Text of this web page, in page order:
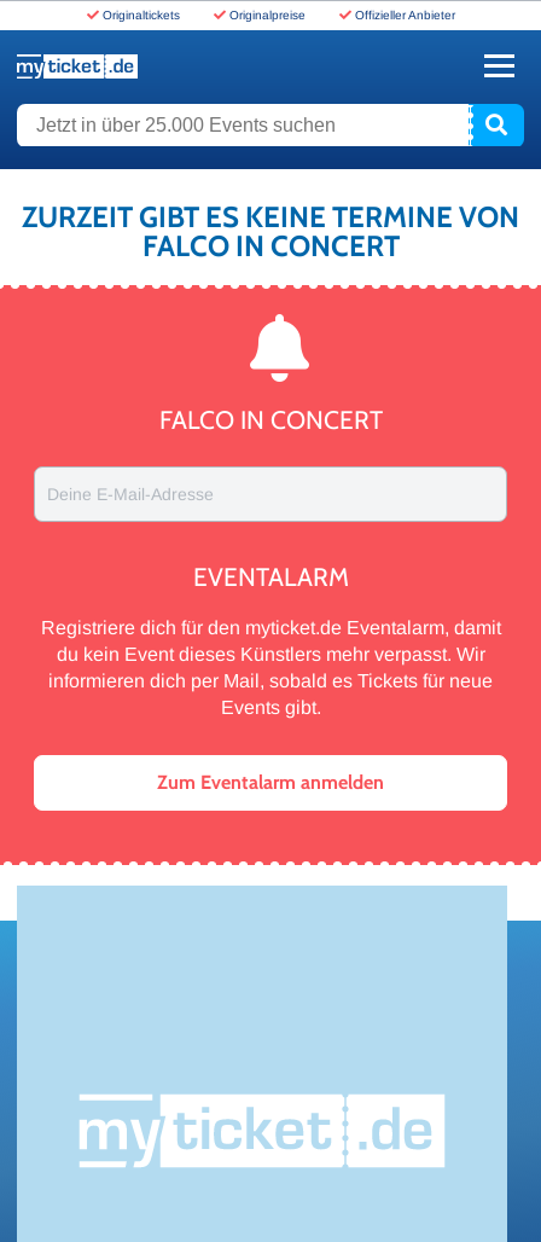
Originaltickets Originalpreise Offizieller Anbieter
Jetzt in über 25.000 Events suchen
ZURZEIT GIBT ES KEINE TERMINE VON
FALCO IN CONCERT
FALCO IN CONCERT
Deine E-Mail-Adresse
EVENTALARM
Registriere dich für den myticket.de Eventalarm, damit
du kein Event dieses Künstlers mehr verpasst. Wir
informieren dich per Mail, sobald es Tickets für neue
Events gibt.
Zum Eventalarm anmelden